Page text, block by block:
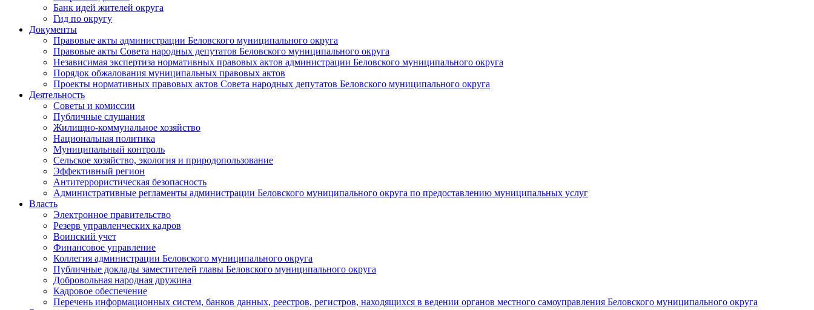
Банк идей жителей округа
Гид по округу
Документы
Правовые акты администрации Беловского муниципального округа
Правовые акты Совета народных депутатов Беловского муниципального округа
Независимая экспертиза нормативных правовых актов администрации Беловского муниципального округа
Порядок обжалования муниципальных правовых актов
Проекты нормативных правовых актов Совета народных депутатов Беловского муниципального округа
Деятельность
Советы и комиссии
Публичные слушания
Жилищно-коммунальное хозяйство
Национальная политика
Муниципальный контроль
Сельское хозяйство, экология и природопользование
Эффективный регион
Антитеррористическая безопасность
Административные регламенты администрации Беловского муниципального округа по предоставлению муниципальных услуг
Власть
Электронное правительство
Резерв управленческих кадров
Воинский учет
Финансовое управление
Коллегия администрации Беловского муниципального округа
Публичные доклады заместителей главы Беловского муниципального округа
Добровольная народная дружина
Кадровое обеспечение
Перечень информационных систем, банков данных, реестров, регистров, находящихся в ведении органов местного самоуправления Беловского муниципального округа